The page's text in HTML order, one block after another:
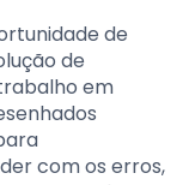
de
de
em
com os erros,